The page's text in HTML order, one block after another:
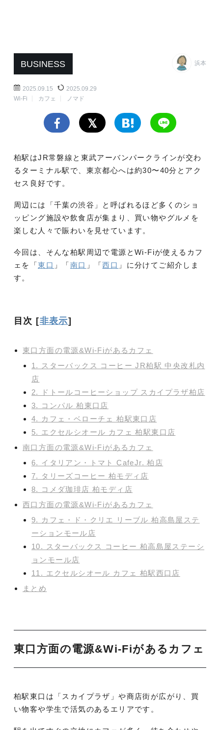
BUSINESS 浜本
2025.09.15
2025.09.29
Wi-Fi
カフェ ノマド
柏駅はJR常磐線と東武アーバンパークラインが交わ
るターミナル駅で、東京都心へは約30〜40分とアク
セス良好です。
周辺には「千葉の渋谷」と呼ばれるほど多くのショ
ッピング施設や飲食店が集まり、買い物やグルメを
楽しむ人々で賑わいを見せています。
今回は、そんな柏駅周辺で電源とWi-Fiが使えるカフ
ェを「東口 」「南口 」「西口 」に分けてご紹介しま
す。
目次 [非表示]
東口方面の電源&Wi-Fiがあるカフェ
1. スターバックス コーヒー JR柏駅 中央改札内
店
2. ドトールコーヒーショップ スカイプラザ柏店
3. コンパル 柏東口店
4. カフェ・ベローチェ 柏駅東口店
5. エクセルシオール カフェ 柏駅東口店
南口方面の電源&Wi-Fiがあるカフェ
6. イタリアン・トマト CafeJr. 柏店
7. タリーズコーヒー 柏モディ店
8. コメダ珈琲店 柏モディ店
西口方面の電源&Wi-Fiがあるカフェ
9. カフェ・ド・クリエ リーブル 柏高島屋ステ
ーションモール店
10. スターバックス コーヒー 柏高島屋ステーシ
ョンモール店
11. エクセルシオール カフェ 柏駅西口店
まとめ
東口方面の電源&Wi-Fiがあるカフェ
柏駅東口は「スカイプラザ」や商店街が広がり、買
い物客や学生で活気のあるエリアです。